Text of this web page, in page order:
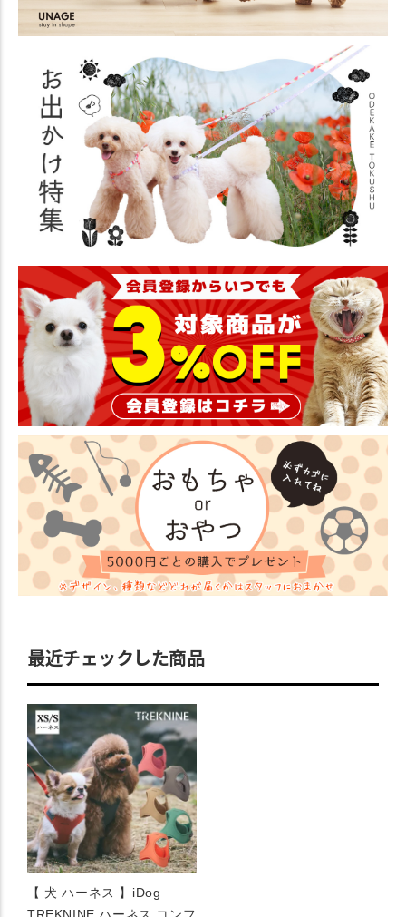
最近チェックした商品
【 犬 ハーネス 】iDog